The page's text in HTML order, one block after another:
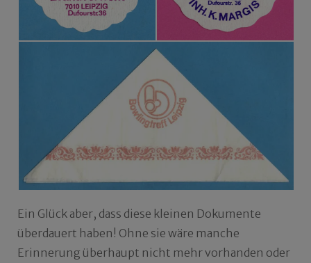
Ein Glück aber, dass diese kleinen Dokumente
überdauert haben! Ohne sie wäre manche
Erinnerung überhaupt nicht mehr vorhanden oder